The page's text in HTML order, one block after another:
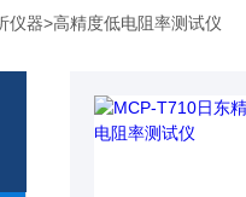
仪器>高精度低电阻率测试仪